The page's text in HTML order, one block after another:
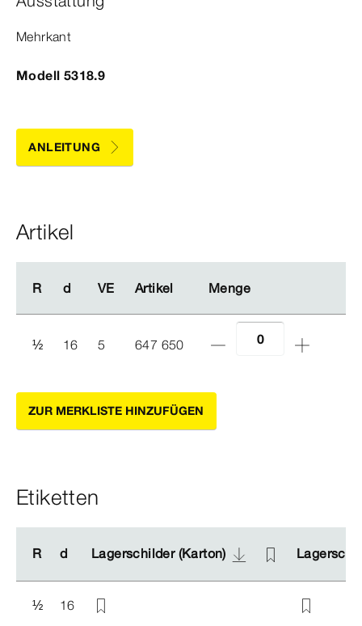
Mehrkant
Modell 5318.9
ANLEITUNG
Artikel
R d VE Artikel Menge
R d VE Artikel Menge
½ 16 5 647 650
ZUR MERKLISTE HINZUFÜGEN
Etiketten
R d Lagerschilder (Karton)
R d Lagerschilder (Karton)
½ 16